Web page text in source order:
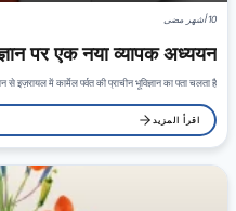
10 أشهر مضى
पर एक नया व्यापक अध्ययन
इज़रायल में कार्मेल पर्वत की प्राचीन भूविज्ञान का पता चलता है,…
اقرأ المزيد